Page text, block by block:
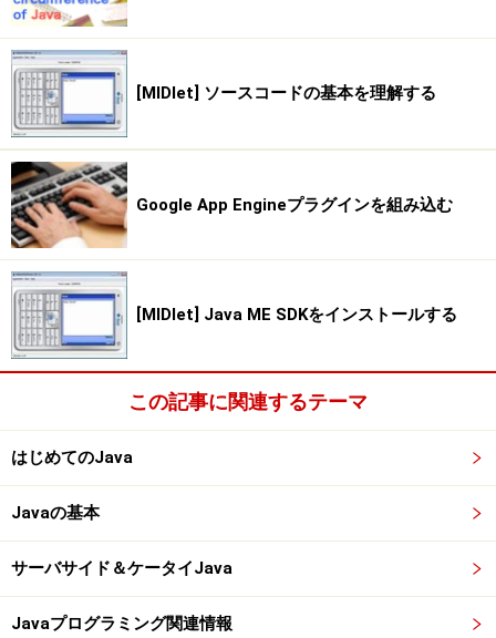
[MIDlet] ソースコードの基本を理解する
Google App Engineプラグインを組み込む
[MIDlet] Java ME SDKをインストールする
この記事に関連するテーマ
はじめてのJava
Javaの基本
サーバサイド＆ケータイJava
Javaプログラミング関連情報